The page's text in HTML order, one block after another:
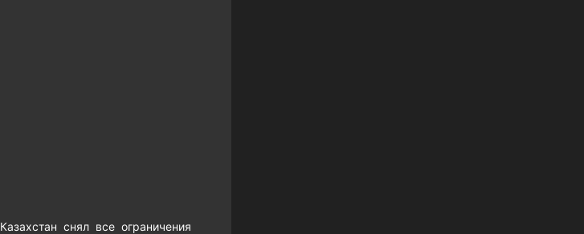
Казахстан снял все ограничения